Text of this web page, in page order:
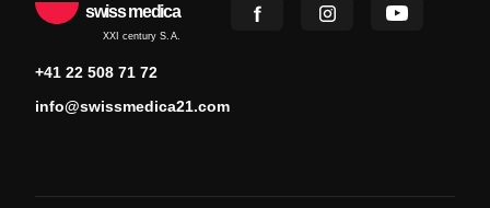
swiss medica
XXI century S.A.
+41 22 508 71 72
info@swissmedica21.com